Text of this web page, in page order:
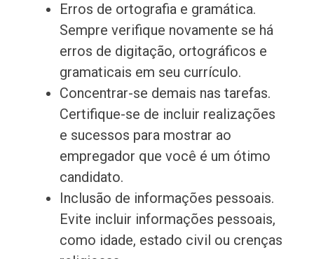
Erros de ortografia e gramática.
Sempre verifique novamente se há
erros de digitação, ortográficos e
gramaticais em seu currículo.
Concentrar-se demais nas tarefas.
Certifique-se de incluir realizações
e sucessos para mostrar ao
empregador que você é um ótimo
candidato.
Inclusão de informações pessoais.
Evite incluir informações pessoais,
como idade, estado civil ou crenças